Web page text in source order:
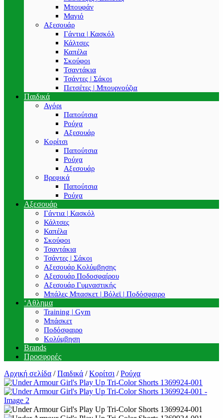
Μπουφάν
Μαγιό
Αξεσουάρ
Γάντια | Κασκόλ
Κάλτσες
Καπέλα
Σκούφοι
Τσαντάκια
Τσάντες | Σάκοι
Πετσέτες | Μπουρνούζια
Παιδικά
Αγόρι
Παπούτσια
Ρούχα
Αξεσουάρ
Κορίτσι
Παπούτσια
Ρούχα
Αξεσουάρ
Βρεφικά
Παπούτσια
Ρούχα
Αξεσουάρ
Γάντια | Κασκόλ
Κάλτσες
Καπέλα
Σκούφοι
Τσαντάκια
Τσάντες | Σάκοι
Αξεσουάρ Κολύμβησης
Αξεσουάρ Ποδοσφαίρου
Αξεσουάρ Γυμναστικής
Μπάλες Μπασκετ | Βόλεϊ | Ποδόσφαιρο
‘Αθλημα
Training | Gym
Μπάσκετ
Ποδόσφαιρο
Κολύμβηση
Brands
Προσφορές
Αρχική σελίδα / Παιδικά / Κορίτσι / Ρούχα